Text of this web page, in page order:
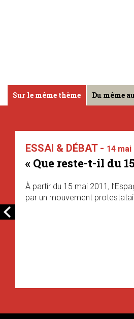
Sur le même thème Du même
ESSAI & DÉBAT - 14 mai
« Que reste-t-il du
À partir du 15 mai 2011,
par un mouvement